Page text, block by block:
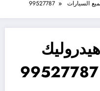
99527787